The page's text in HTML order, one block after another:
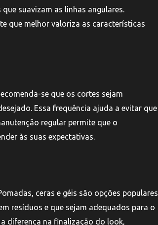
suavizam as linhas angulares.
que melhor valoriza as características
se que os cortes sejam
Essa frequência ajuda a evitar que
regular permite que o
às suas expectativas.
ceras e géis são opções populares
resíduos e que sejam adequados para o
diferença na finalização do look,